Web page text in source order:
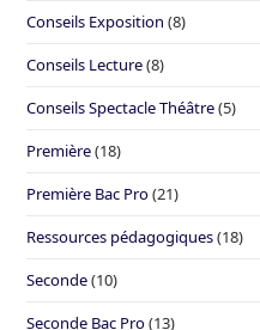
Conseils Exposition (8)
Conseils Lecture(8)
Conseils Spectacle Théâtre(5)
Première(18)
Première Bac Pro(21)
Ressources pédagogiques(18)
Seconde(10)
Seconde Bac Pro(13)